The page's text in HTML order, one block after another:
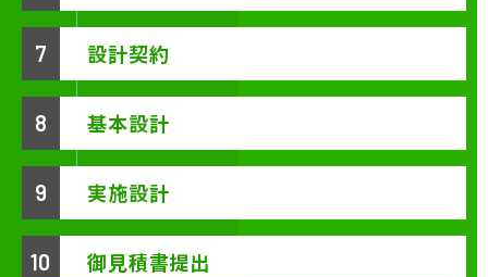
7 設計契約
8 基本設計
9 実施設計
10 御見積書提出